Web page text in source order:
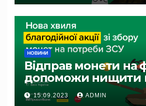
НОВИНИ
Відправ монети на
допоможи нищити
15.09.2023 ADMIN